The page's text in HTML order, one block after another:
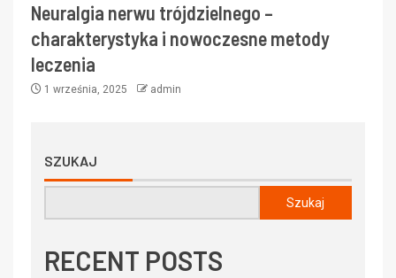
Neuralgia nerwu trójdzielnego –
charakterystyka i nowoczesne metody
leczenia
1 września, 2025 admin
SZUKAJ
Szukaj
RECENT POSTS